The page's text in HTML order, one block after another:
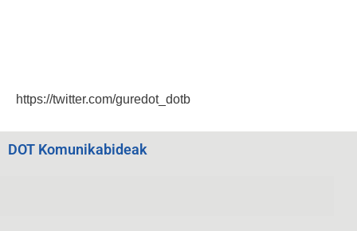
https://twitter.com/guredot_dotb
DOT Komunikabideak